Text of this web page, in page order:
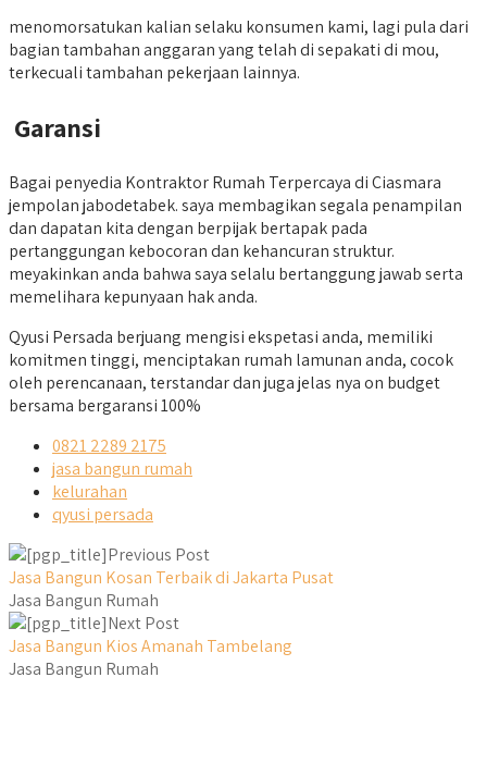
menomorsatukan kalian selaku konsumen kami, lagi pula dari
bagian tambahan anggaran yang telah di sepakati di mou,
terkecuali tambahan pekerjaan lainnya.
Garansi
Bagai penyedia Kontraktor Rumah Terpercaya di Ciasmara
jempolan jabodetabek. saya membagikan segala penampilan
dan dapatan kita dengan berpijak bertapak pada
pertanggungan kebocoran dan kehancuran struktur.
meyakinkan anda bahwa saya selalu bertanggung jawab serta
memelihara kepunyaan hak anda.
Qyusi Persada berjuang mengisi ekspetasi anda, memiliki
komitmen tinggi, menciptakan rumah lamunan anda, cocok
oleh perencanaan, terstandar dan juga jelas nya on budget
bersama bergaransi 100%
0821 2289 2175
jasa bangun rumah
kelurahan
qyusi persada
Previous Post
Jasa Bangun Kosan Terbaik di Jakarta Pusat
Jasa Bangun Rumah
Next Post
Jasa Bangun Kios Amanah Tambelang
Jasa Bangun Rumah